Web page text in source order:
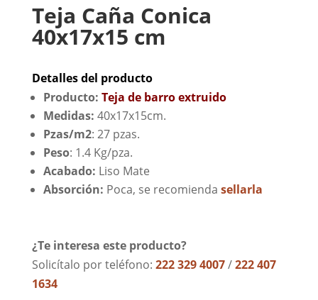
Teja Caña Conica
40x17x15 cm
Detalles del producto
Producto: Teja de barro extruido
Medidas: 40x17x15cm.
Pzas/m2: 27 pzas.
Peso: 1.4 Kg/pza.
Acabado: Liso Mate
Absorción: Poca, se recomienda sellarla
¿Te interesa este producto?
Solicítalo por teléfono: 222 329 4007/222 407
1634